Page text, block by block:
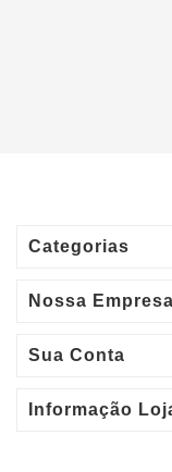
Categorias
Nossa Empresa
Sua Conta
Informação